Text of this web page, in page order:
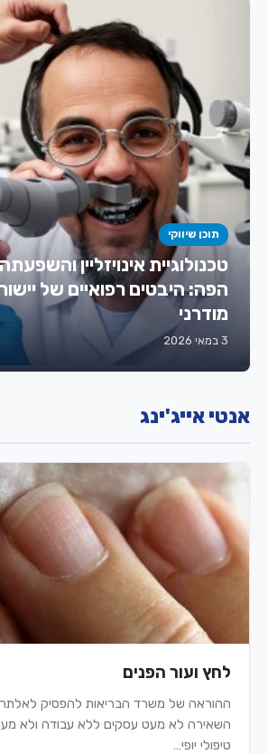
תוכן שיווקי
טכנולוגיית אינויזליין
הפה: היבטים רפואיים של
מודרני
3 במאי 2026
אנטי אייג'ינג
לחץ ועור הפנים
ההוראה של משרד הבריאות להפסיק לאלתר
השאירה לא מעט עסקים ללא עבודה ולא
טיפולי יופי…